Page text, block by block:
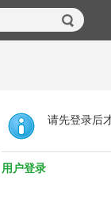
请先登录后
用户登录